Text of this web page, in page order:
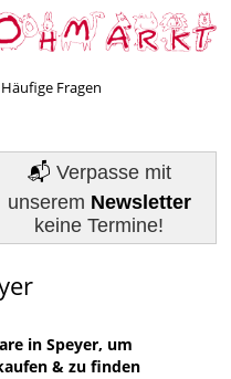
Häufige Fragen
📬 Verpasse mit
unserem Newsletter
keine Termine!
in Speyer, um
& zu finden